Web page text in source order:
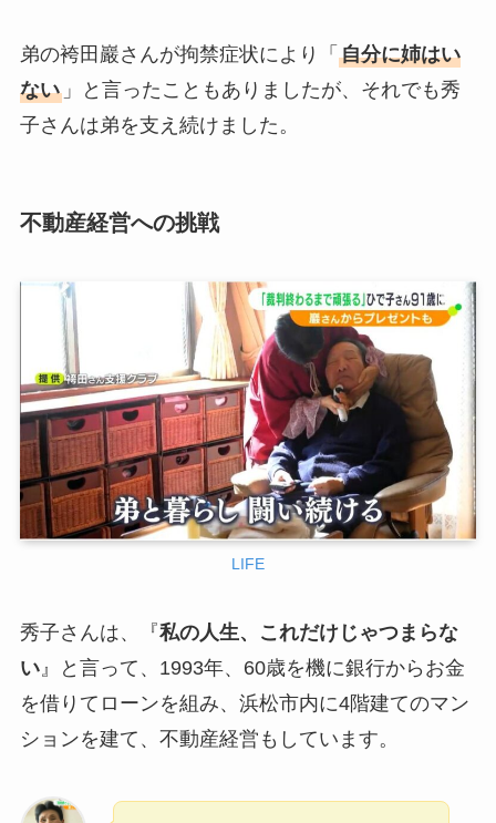
弟の袴田巖さんが拘禁症状により「 自分に姉はい
ない」と言ったこともありましたが、それでも秀
子さんは弟を支え続けました。
不動産経営への挑戦
LIFE
秀子さんは、『私の人生、これだけじゃつまらな
い』と言って、1993年、60歳を機に銀行からお金
を借りてローンを組み、浜松市内に4階建てのマン
ションを建て、不動産経営もしています。